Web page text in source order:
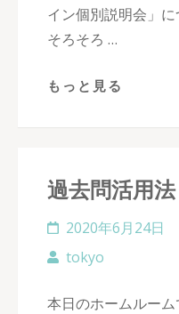
イン個別説明会」
そろそろ …
もっと見る
過去問活用法
2020年6月24日
tokyo
本日のホームルー